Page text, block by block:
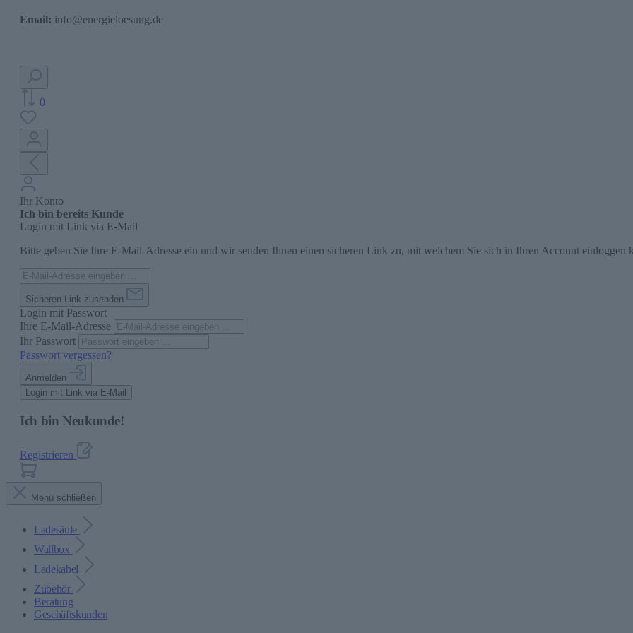
Email: info@energieloesung.de
0
Ihr Konto
Ich bin bereits Kunde
Login mit Link via E-Mail
Bitte geben Sie Ihre E-Mail-Adresse ein und wir senden Ihnen einen sicheren Link zu, mit welchem Sie sich in Ihren Account einloggen
Sicheren Link zusenden
Login mit Passwort
Ihre E-Mail-Adresse
Ihr Passwort
Passwort vergessen?
Anmelden
Login mit Link via E-Mail
Ich bin Neukunde!
Registrieren
Menü schließen
Ladesäule
Wallbox
Ladekabel
Zubehör
Beratung
Geschäftskunden